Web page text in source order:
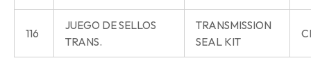
116
JUEGO DE SELLOS
TRANS.
TRANSMISSION
SEAL KIT